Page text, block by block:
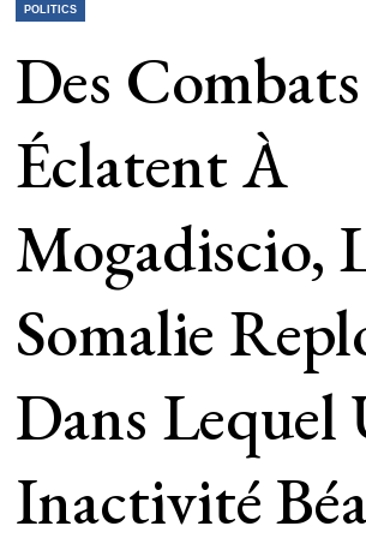
POLITICS
Des Combats
Éclatent À
Mogadiscio,
Somalie
Dans Lequel
Inactivité